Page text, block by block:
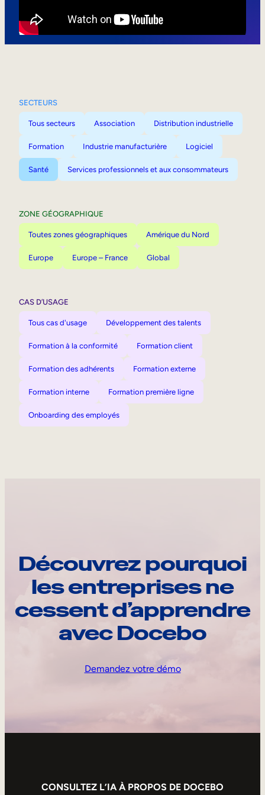
SECTEURS
Tous secteurs Association Distribution industrielle
Formation Industrie manufacturière Logiciel
Santé Services professionnels et aux consommateurs
ZONE GÉOGRAPHIQUE
Toutes zones géographiques Amérique du Nord
Europe Europe – France Global
CAS D’USAGE
Tous cas d'usage Développement des talents
Formation à la conformité Formation client
Formation des adhérents Formation externe
Formation interne Formation première ligne
Onboarding des employés
Découvrez pourquoi
les entreprises ne
cessent d’apprendre
avec Docebo
Demandez votre démo
CONSULTEZ L’IA À PROPOS DE DOCEBO